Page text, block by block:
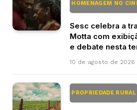
HOMENAGEM NO
Sesc celebra a
Motta com
e debate nesta
10 de agosto de 2026
PROPRIEDADE RURAL